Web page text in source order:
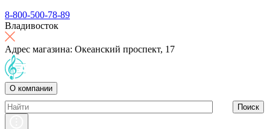
8-800-500-78-89
Владивосток
Адрес магазина: Океанский проспект, 17
О компании
Поиск